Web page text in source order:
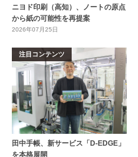
ニヨド印刷（高知）、ノートの原点
から紙の可能性を再提案
2026年07月25日
注目コンテンツ
田中手帳、新サービス「D-EDGE」
を本格展開